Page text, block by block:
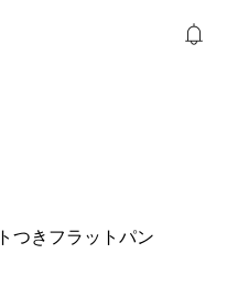
つきフラットパン